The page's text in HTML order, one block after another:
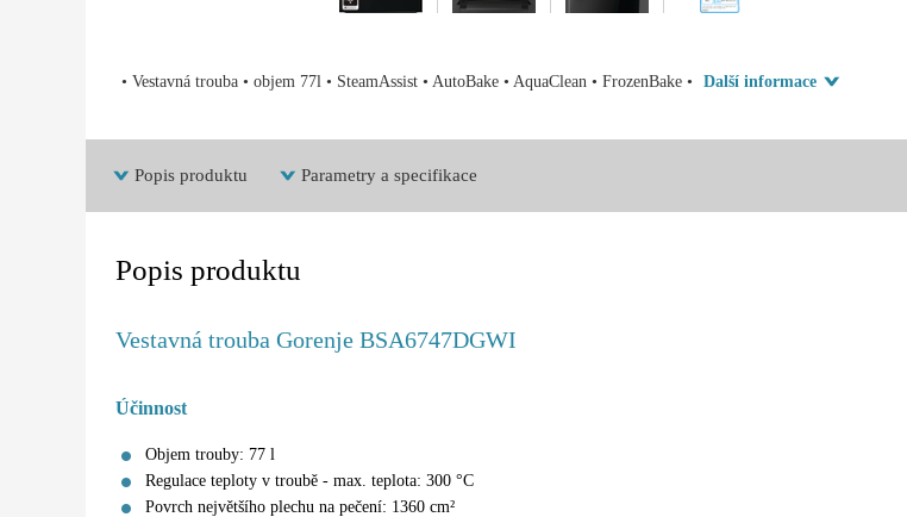
• Vestavná trouba • objem 77l • SteamAssist • AutoBake • AquaClean • FrozenBake • Další informace
Popis produktu Parametry a specifikace
Popis produktu
Vestavná trouba Gorenje BSA6747DGWI
Účinnost
Objem trouby: 77 l
Regulace teploty v troubě - max. teplota: 300 °C
Povrch největšího plechu na pečení: 1360 cm²